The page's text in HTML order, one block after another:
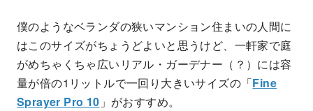
僕のようなベランダの狭いマンション住まいの人間に
はこのサイズがちょうどよいと思うけど、一軒家で庭
がめちゃくちゃ広いリアル・ガーデナー（？）には容
量が倍の1リットルで一回り大きいサイズの「Fine
Sprayer Pro 10 」がおすすめ。